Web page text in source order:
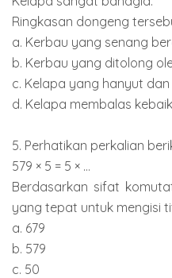
Ringkasan dongeng
a. Kerbau yang senang
b. Kerbau yang ditolong
c. Kelapa yang hanyut
d. Kelapa membalas
5. Perhatikan perkalian
579 × 5 = 5 × ...
Berdasarkan sifat
yang tepat untuk mengisi
a. 679
b. 579
c. 50